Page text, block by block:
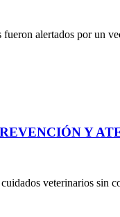
alertados por un
Y
veterinarios sin